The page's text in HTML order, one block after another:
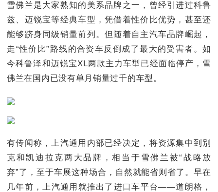
雪佛兰是大家熟知的美系品牌之一，曾经引进过科鲁
兹、迈锐宝等经典车型，凭借着性价比优势，甚至还
能够跻身同级销量前列。但随着自主汽车品牌崛起，
走“性价比”路线的合资车反倒成了最大的受害者。如
今科鲁泽和迈锐宝XL两款主力车型已经面临停产，雪
佛兰在国内已没有单月销量过千的车型。
有传闻称，上汽通用内部已经决定，将资源集中到别
克和凯迪拉克两大品牌，相当于雪佛兰被“战略放
弃”了，至于车展这种场合，自然就能省则省了。早在
几年前，上汽通用就推出了进口车平台——道朗格，